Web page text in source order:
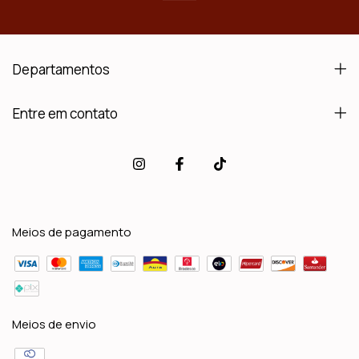
Departamentos
Entre em contato
Meios de pagamento
Meios de envio